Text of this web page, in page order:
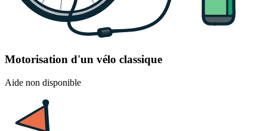
Motorisation d'un vélo classique
Aide non disponible